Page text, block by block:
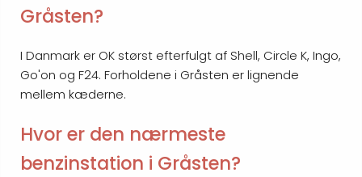
Gråsten?
I Danmark er OK størst efterfulgt af Shell, Circle K, Ingo,
Go'on og F24. Forholdene i Gråsten er lignende
mellem kæderne.
Hvor er den nærmeste
benzinstation i Gråsten?